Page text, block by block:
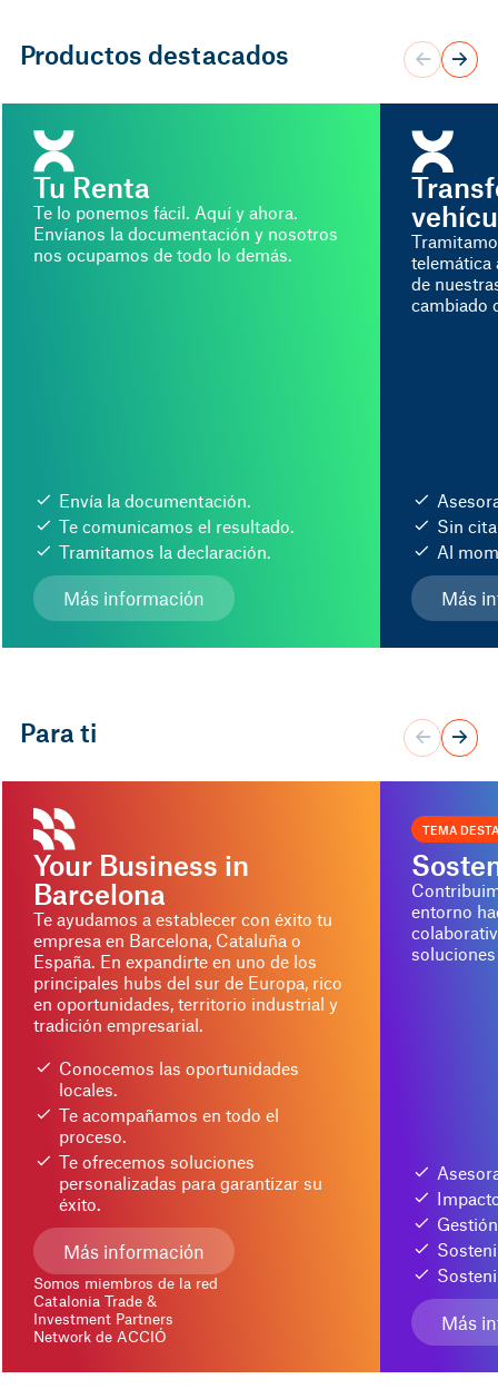
Productos destacados
Tu Renta
Te lo ponemos fácil. Aquí y ahora.
Envíanos la documentación y nosotros
nos ocupamos de todo lo demás.
Envía la documentación.
Te comunicamos el resultado.
Tramitamos la declaración.
Más información
telemática
de
cambiado
Sin
Al
Más
Para ti
Your Business in
Barcelona
Te ayudamos a establecer con éxito tu
empresa en Barcelona, Cataluña o
España. En expandirte en uno de los
principales hubs del sur de Europa, rico
en oportunidades, territorio industrial y
tradición empresarial.
Conocemos las oportunidades
locales.
Te acompañamos en todo el
proceso.
Te ofrecemos soluciones
personalizadas para garantizar su
éxito.
Más información
Somos miembros de la red
Catalonia Trade &
Investment Partners
Network de ACCIÓ
TEMA
entorno
Más